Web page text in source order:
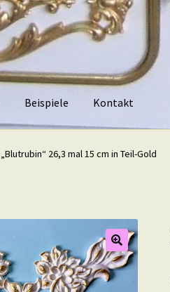
Beispiele Kontakt
26,3 mal 15 cm in Teil-Gold